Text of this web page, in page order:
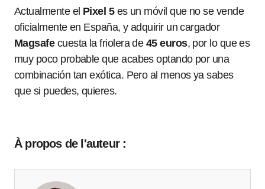
Actualmente el Pixel 5es un móvil que no se vende
oficialmente en España, y adquirir un cargador
Magsafecuesta la friolera de 45 euros, por lo que es
muy poco probable que acabes optando por una
combinación tan exótica. Pero al menos ya sabes
que si puedes, quieres.
À propos de l'auteur :